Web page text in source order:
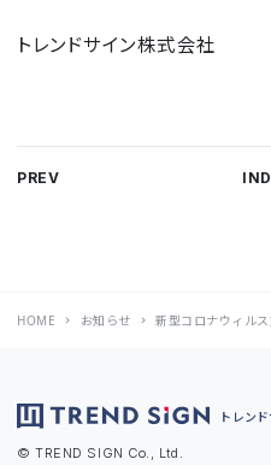
トレンドサイン株式会社
PREV
HOME お知らせ 新型コロナウィル
トレン
© TREND SIGN Co., Ltd.